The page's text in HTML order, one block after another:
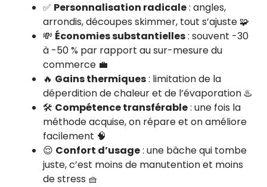
✅ Personnalisation radicale: angles,
arrondis, découpes skimmer, tout s’ajuste 🧩
💸 Économies substantielles: souvent -30
à -50 % par rapport au sur-mesure du
commerce 💼
🔥 Gains thermiques: limitation de la
déperdition de chaleur et de l’évaporation ♨️
🛠️ Compétence transférable: une fois la
méthode acquise, on répare et on améliore
facilement 🧠
😌 Confort d’usage: une bâche qui tombe
juste, c’est moins de manutention et moins
de stress 🧺